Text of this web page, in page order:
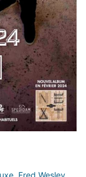
Fred Wesley